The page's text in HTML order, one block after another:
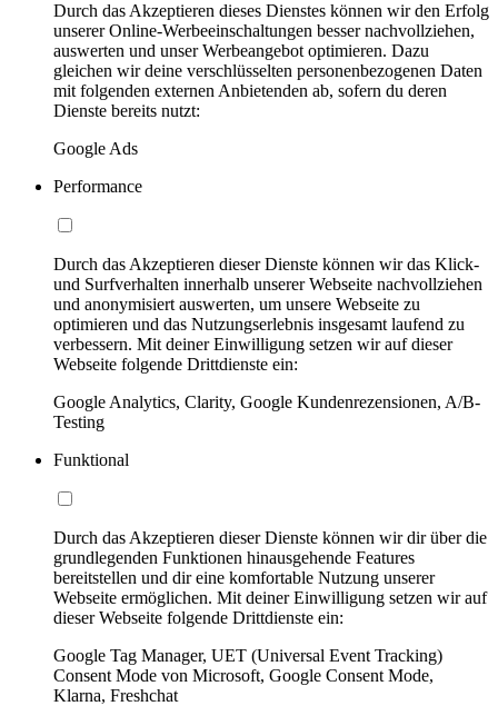
Durch das Akzeptieren dieses Dienstes können wir den Erfolg
unserer Online-Werbeeinschaltungen besser nachvollziehen,
auswerten und unser Werbeangebot optimieren. Dazu
gleichen wir deine verschlüsselten personenbezogenen Daten
mit folgenden externen Anbietenden ab, sofern du deren
Dienste bereits nutzt:
Google Ads
Performance
Durch das Akzeptieren dieser Dienste können wir das Klick-
und Surfverhalten innerhalb unserer Webseite nachvollziehen
und anonymisiert auswerten, um unsere Webseite zu
optimieren und das Nutzungserlebnis insgesamt laufend zu
verbessern. Mit deiner Einwilligung setzen wir auf dieser
Webseite folgende Drittdienste ein:
Google Analytics, Clarity, Google Kundenrezensionen, A/B-
Testing
Funktional
Durch das Akzeptieren dieser Dienste können wir dir über die
grundlegenden Funktionen hinausgehende Features
bereitstellen und dir eine komfortable Nutzung unserer
Webseite ermöglichen. Mit deiner Einwilligung setzen wir auf
dieser Webseite folgende Drittdienste ein:
Google Tag Manager, UET (Universal Event Tracking)
Consent Mode von Microsoft, Google Consent Mode,
Klarna, Freshchat